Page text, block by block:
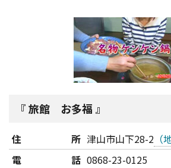
旅館 お多福
住所 津山市山下28-2 （
電話 0868-23-0125